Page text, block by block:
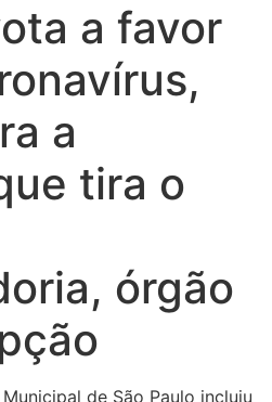
a favor
a
tira o
órgão
de São Paulo incluiu